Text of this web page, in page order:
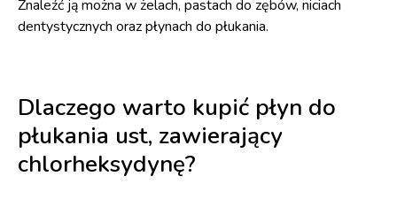
Znaleźć ją można w żelach, pastach do zębów, niciach
dentystycznych oraz płynach do płukania.
Dlaczego warto kupić płyn do
płukania ust, zawierający
chlorheksydynę?